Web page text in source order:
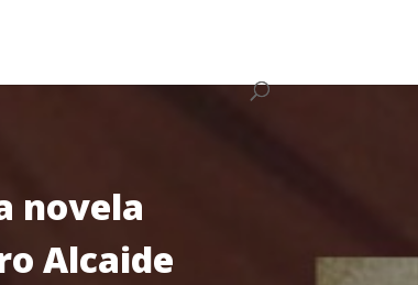
novela
Alcaide